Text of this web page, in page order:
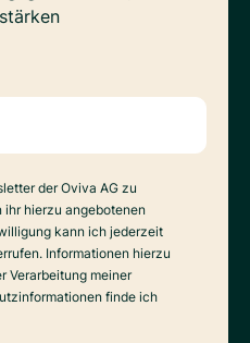
der Oviva AG zu
ihr hierzu angebotenen
kann ich jederzeit
Informationen hierzu
Verarbeitung meiner
finde ich